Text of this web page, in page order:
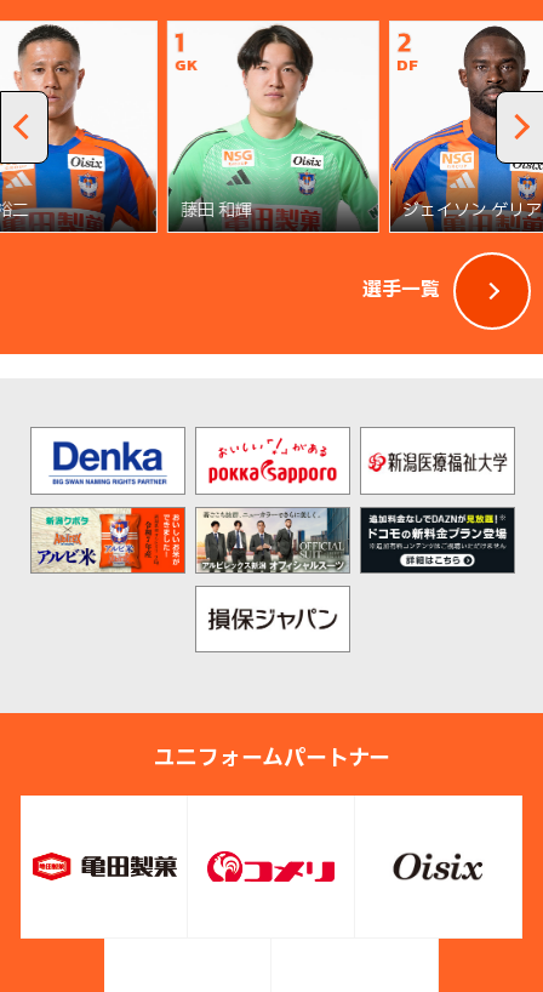
二
1
GK
藤田 和輝
2
DF
ジェイソン ゲリア
選手一覧
ユニフォームパートナー